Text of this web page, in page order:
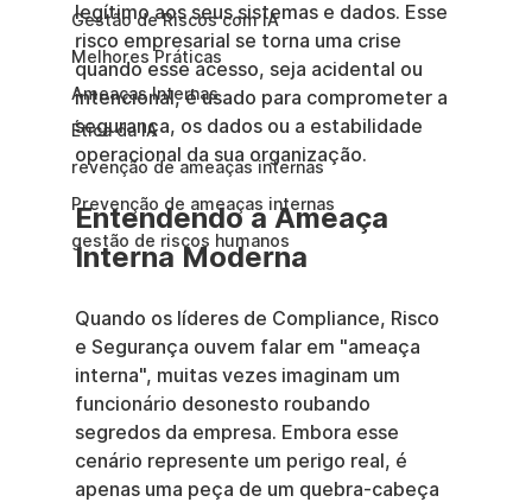
Gestão de Riscos com IA
Melhores Práticas
Ameaças Internas
Ética da IA
revenção de ameaças internas
Prevenção de ameaças internas
gestão de riscos humanos
legítimo aos seus sistemas e dados. Esse
risco empresarial se torna uma crise
quando esse acesso, seja acidental ou
intencional, é usado para comprometer a
segurança, os dados ou a estabilidade
operacional da sua organização.
Entendendo a Ameaça
Interna Moderna
Quando os líderes de Compliance, Risco
e Segurança ouvem falar em "ameaça
interna", muitas vezes imaginam um
funcionário desonesto roubando
segredos da empresa. Embora esse
cenário represente um perigo real, é
apenas uma peça de um quebra-cabeça